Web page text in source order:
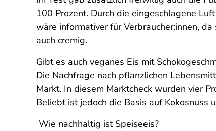
100 Prozent. Durch die eingeschlagene
wäre informativer für Verbraucher:innen,
auch cremig.
Gibt es auch veganes Eis mit
Die Nachfrage nach pflanzlichen
Markt. In diesem Marktcheck wurden vier
Beliebt ist jedoch die Basis auf Kokosnuss
Wie nachhaltig ist Speiseeis?